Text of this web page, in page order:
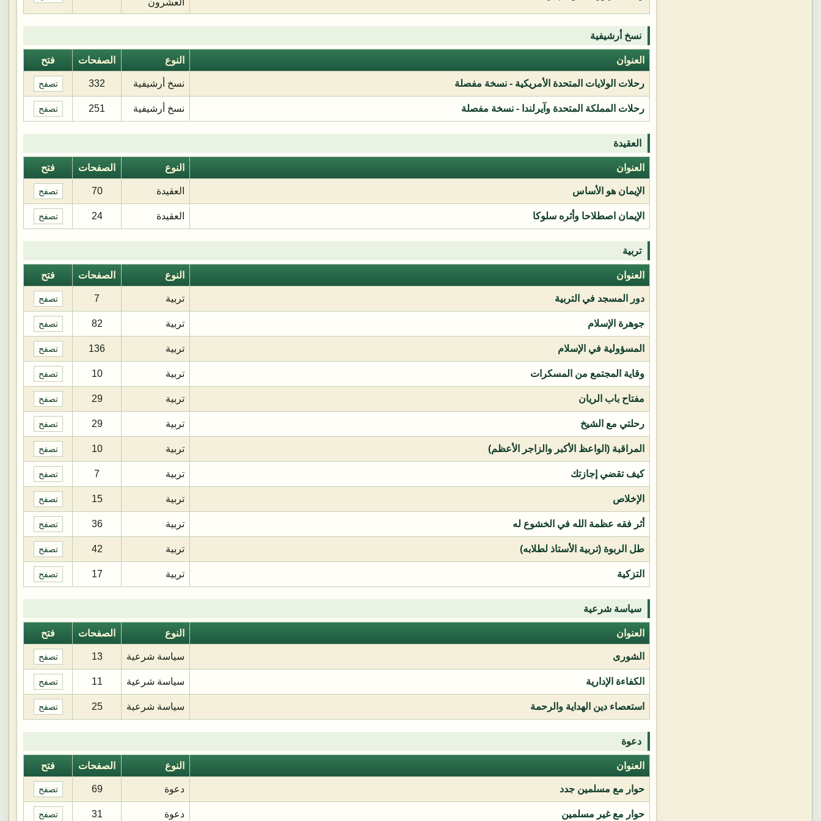
نسخ أرشيفية
العنوان النوع الصفحات فتح
رحلات الولايات المتحدة الأمريكية - نسخة مفصلة نسخ أرشيفية 332 تصفح
رحلات المملكة المتحدة وآيرلندا - نسخة مفصلة نسخ أرشيفية 251 تصفح
العقيدة
العنوان النوع الصفحات فتح
الإيمان هو الأساس العقيدة 70 تصفح
الإيمان اصطلاحا وأثره سلوكا العقيدة 24 تصفح
تربية
العنوان النوع الصفحات فتح
دور المسجد في التربية تربية 7 تصفح
جوهرة الإسلام تربية 82 تصفح
المسؤولية في الإسلام تربية 136 تصفح
وقاية المجتمع من المسكرات تربية 10 تصفح
مفتاح باب الريان تربية 29 تصفح
رحلتي مع الشيخ تربية 29 تصفح
المراقبة (الواعظ الأكبر والزاجر الأعظم) تربية 10 تصفح
كيف تقضي إجازتك تربية 7 تصفح
الإخلاص تربية 15 تصفح
أثر فقه عظمة الله في الخشوع له تربية 36 تصفح
طل الربوة (تربية الأستاذ لطلابه) تربية 42 تصفح
التزكية تربية 17 تصفح
سياسة شرعية
العنوان النوع الصفحات فتح
الشورى سياسة شرعية 13 تصفح
الكفاءة الإدارية سياسة شرعية 11 تصفح
استعصاء دين الهداية والرحمة سياسة شرعية 25 تصفح
دعوة
العنوان النوع الصفحات فتح
حوار مع مسلمين جدد دعوة 69 تصفح
حوار مع غير مسلمين دعوة 31 تصفح